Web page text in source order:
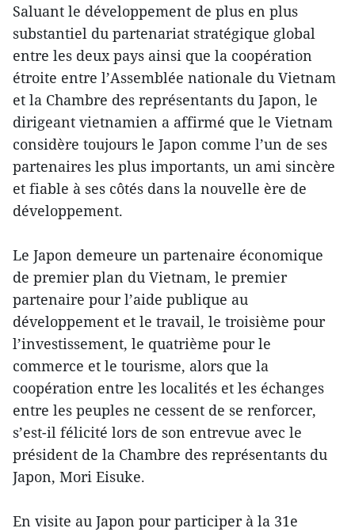
Saluant le développement de plus en plus
substantiel du partenariat stratégique global
entre les deux pays ainsi que la coopération
étroite entre l’Assemblée nationale du Vietnam
et la Chambre des représentants du Japon, le
dirigeant vietnamien a affirmé que le Vietnam
considère toujours le Japon comme l’un de ses
partenaires les plus importants, un ami sincère
et fiable à ses côtés dans la nouvelle ère de
développement.
Le Japon demeure un partenaire économique
de premier plan du Vietnam, le premier
partenaire pour l’aide publique au
développement et le travail, le troisième pour
l’investissement, le quatrième pour le
commerce et le tourisme, alors que la
coopération entre les localités et les échanges
entre les peuples ne cessent de se renforcer,
s’est-il félicité lors de son entrevue avec le
président de la Chambre des représentants du
Japon, Mori Eisuke.
En visite au Japon pour participer à la 31e